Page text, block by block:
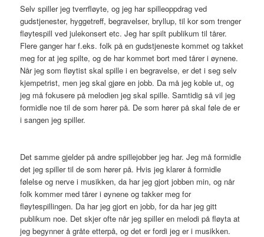
Selv spiller jeg tverrfløyte, og jeg har spilleoppdrag ved
gudstjenester, hyggetreff, begravelser, bryllup, til kor som trenger
fløytespill ved julekonsert etc. Jeg har spilt publikum til tårer.
Flere ganger har f.eks. folk på en gudstjeneste kommet og takket
meg for at jeg spilte, og de har kommet bort med tårer i øynene.
Når jeg som fløytist skal spille i en begravelse, er det i seg selv
kjempetrist, men jeg skal gjøre en jobb. Da må jeg koble ut, og
jeg må fokusere på melodien jeg skal spille. Samtidig så vil jeg
formidle noe til de som hører på. De som hører på skal føle de er
i sangen jeg spiller.
Det samme gjelder på andre spillejobber jeg har. Jeg må formidle
det jeg spiller til de som hører på. Hvis jeg klarer å formidle
følelse og nerve i musikken, da har jeg gjort jobben min, og når
folk kommer med tårer i øynene og takker meg for
fløytespillingen. Da har jeg gjort en jobb, for da har jeg gitt
publikum noe. Det skjer ofte når jeg spiller en melodi på fløyta at
jeg begynner å gråte etterpå, og det er fordi jeg er i musikken.